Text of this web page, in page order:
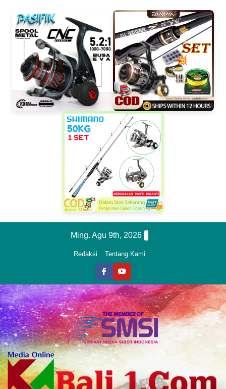
Ming. Agu 9th, 2026
Redaksi Tentang Kami